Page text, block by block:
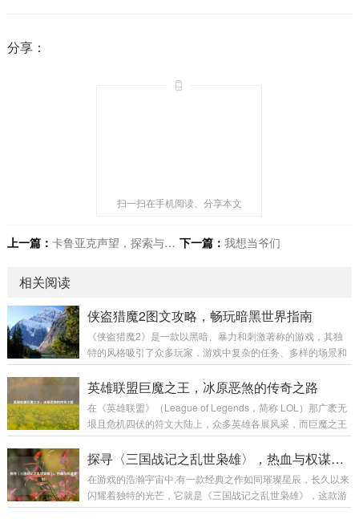
分享：
扫一扫在手机阅读、分享本文
上一篇： 卡鲁亚克声望，探索与收获之旅 下一篇： 我想当爷们
相关阅读
侠盗猎魔2图文攻略，畅玩暗黑世界指南
《侠盗猎魔2》是一款以黑暗、暴力和刺激著称的游戏，其独
特的风格吸引了众多玩家，游戏中复杂的任务、多样的场景和
富有挑战性的战斗让不少玩家感到困惑，本文将为大家带来一
份详细的图文攻略，助力玩家顺利通关,深入体验这款游戏的魅
力。 游戏初始准备 在开始游戏前，需要对游戏的基本操作有一
定了解。《侠盗猎魔2》的操作较为丰富，包括移动、攻击、
潜行等多个方面。 移动操作：使用键盘的方向键或者W、A、
度会有不同的效果，比如快速奔...
英雄联盟巨魔之王，冰原恶煞的传奇之路
在《英雄联盟》（League of Legends，简称 LOL）那广袤无
垠且危机四伏的符文大陆上，众多英雄各展风采，而巨魔之王
特朗德尔宛如冰原上的一座巍峨巨峰，散发着令人胆寒的气息,
书写着属于自己的独特传奇。 巨魔之王特朗德尔出生于弗雷尔
卓德那片终年被冰雪覆盖的土地，这片严酷的环境塑造了他坚
韧不拔且凶狠残暴的性格，弗雷尔卓德的冰原上，部落林立，
为了争夺有限的资源，各个部落之间时常爆发激烈的冲突，特
探寻〈三国战记之乱世枭雄〉，热血与权谋交织
在游戏的浩瀚宇宙中,有一款经典之作如同璀璨星辰，长久以来
闪耀着独特的光芒，它就是《三国战记之乱世枭雄》，这款游
戏以其丰富的玩法、精彩的剧情和深入人心的角色设定，带领